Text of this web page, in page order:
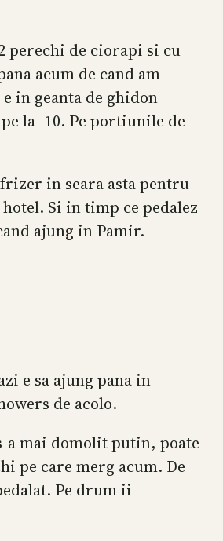
perechi de ciorapi si cu
acum de cand am
in geanta de ghidon
la -10. Pe portiunile de
in seara asta pentru
Si in timp ce pedalez
ajung in Pamir.
e sa ajung pana in
de acolo.
a mai domolit putin, poate
pe care merg acum. De
Pe drum ii